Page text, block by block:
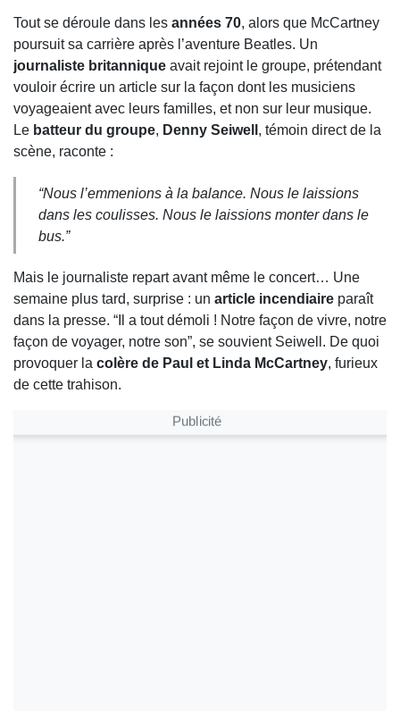
Tout se déroule dans les années 70, alors que McCartney
poursuit sa carrière après l’aventure Beatles. Un
journaliste britannique avait rejoint le groupe, prétendant
vouloir écrire un article sur la façon dont les musiciens
voyageaient avec leurs familles, et non sur leur musique.
Le batteur du groupe, Denny Seiwell , témoin direct de la
scène, raconte :
“Nous l’emmenions à la balance. Nous le laissions
dans les coulisses. Nous le laissions monter dans le
bus.”
Mais le journaliste repart avant même le concert… Une
semaine plus tard, surprise : un article incendiaire paraît
dans la presse. “Il a tout démoli ! Notre façon de vivre, notre
façon de voyager, notre son”, se souvient Seiwell. De quoi
provoquer la colère de Paul et Linda McCartney, furieux
de cette trahison.
Publicité